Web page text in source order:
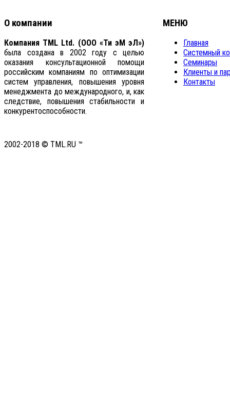
О компании
Компания TML Ltd. (ООО «Ти эМ эЛ»)
была создана в 2002 году с целью
оказания консультационной помощи
российским компаниям по оптимизации
систем управления, повышения уровня
менеджмента до международного, и, как
следствие, повышения стабильности и
конкурентоспособности.
МЕНЮ
Главная
Системный
Семинары
Клиенты и
Контакты
2002-2018 © TML.RU ™